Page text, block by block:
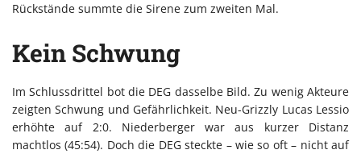
Rückstände summte die Sirene zum zweiten Mal.
Kein Schwung
Im Schlussdrittel bot die DEG dasselbe Bild. Zu wenig Akteure
zeigten Schwung und Gefährlichkeit. Neu-Grizzly Lucas Lessio
erhöhte auf 2:0. Niederberger war aus kurzer Distanz
machtlos (45:54). Doch die DEG steckte – wie so oft – nicht auf